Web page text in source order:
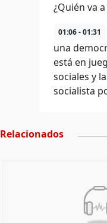
¿Quién va
01:06 - 01:31
una
está en
sociales y
socialista
Relacionados